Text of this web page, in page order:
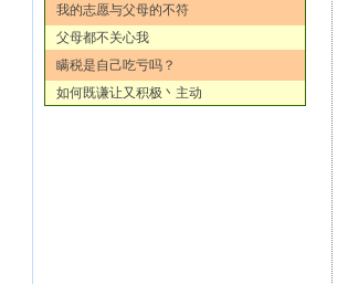
我的志愿与父母的不符
父母都不关心我
瞒税是自己吃亏吗？
如何既谦让又积极丶主动